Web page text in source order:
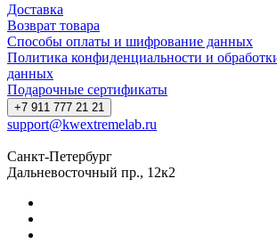
Доставка
Возврат товара
Способы оплаты и шифрование данных
Политика конфиденциальности и
данных
Подарочные сертификаты
+7 911 777 21 21
support@kwextremelab.ru
Санкт-Петербург
Дальневосточный пр., 12к2